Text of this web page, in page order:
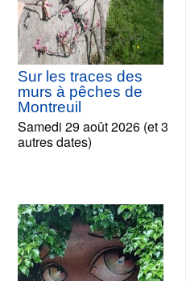
Sur les traces des
murs à pêches de
Montreuil
Samedi 29 août 2026 (et 3
autres dates)